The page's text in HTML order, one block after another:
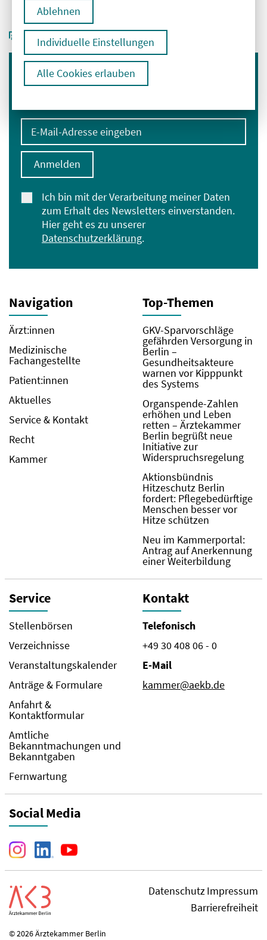
Ablehnen
Individuelle Einstellungen
Alle Cookies erlauben
Immer informiert bleiben
E-Mail-Adresse eingeben
Ich bin mit der Verarbeitung meiner Daten
zum Erhalt des Newsletters einverstanden.
Hier geht es zu unserer
Datenschutzerklärung.
Anmelden
Navigation
Ärzt:innen
Medizinische
Fachangestellte
Patient:innen
Aktuelles
Service & Kontakt
Recht
Kammer
Top-Themen
GKV-Sparvorschläge
gefährden Versorgung in
Berlin –
Gesundheitsakteure
warnen vor Kipppunkt
des Systems
Organspende-Zahlen
erhöhen und Leben
retten – Ärztekammer
Berlin begrüßt neue
Initiative zur
Widerspruchsregelung
Aktionsbündnis
Hitzeschutz Berlin
fordert: Pflegebedürftige
Menschen besser vor
Hitze schützen
Neu im Kammerportal:
Antrag auf Anerkennung
einer Weiterbildung
Service
Stellenbörsen
Verzeichnisse
Veranstaltungskalender
Anträge & Formulare
Anfahrt &
Kontaktformular
Amtliche
Bekanntmachungen und
Bekanntgaben
Fernwartung
Kontakt
Telefonisch
+49 30 408 06 - 0
E-Mail
kammer@aekb.de
Social Media
DatenschutzImpressum
Barrierefreiheit
© 2026 Ärztekammer Berlin